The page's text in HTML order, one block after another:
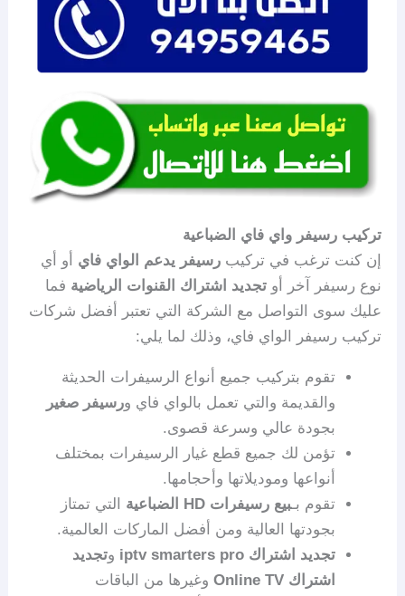
تركيب رسيفر واي فاي الضباعية
إن كنت ترغب في تركيبرسيفر يدعم الواي فاي
أو أي
نوع رسيفر آخر أوتجديد اشتراك القنوات الرياضية فما
عليك سوى التواصل مع الشركة التي تعتبر أفضل شركات
تركيب رسيفر الواي فاي، وذلك لما يلي:
تقوم بتركيب جميع أنواع الرسيفرات الحديثة
والقديمة والتي تعمل بالواي فاي ورسيفر صغير
بجودة عالي وسرعة قصوى.
تؤمن لك جميع قطع غيار الرسيفرات بمختلف
أنواعها وموديلاتها وأحجامها.
تقوم بـبيع رسيفرات HD الضباعية
التي تمتاز
بجودتها العالية ومن أفضل الماركات العالمية.
تجديد اشتراك iptv smarters pro
وتجديد
اشتراك Online TV
وغيرها من الباقات